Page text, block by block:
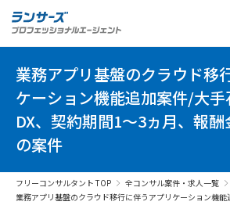
業務アプリ基盤のクラウド移
ケーション機能追加案件/大手
DX、契約期間1～3ヵ月、報
の案件
フリーコンサルタント TOP 全コンサル案件・求人一覧
業務アプリ基盤のクラウド移行に伴うアプリケーション機